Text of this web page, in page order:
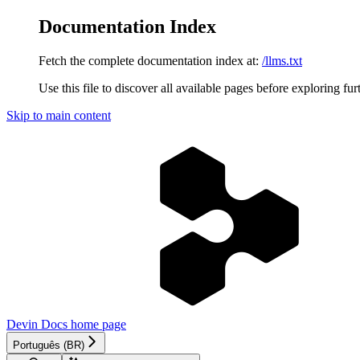
Documentation Index
Fetch the complete documentation index at: /llms.txt
Use this file to discover all available pages before exploring
Skip to main content
Devin Docs home page
Português (BR)